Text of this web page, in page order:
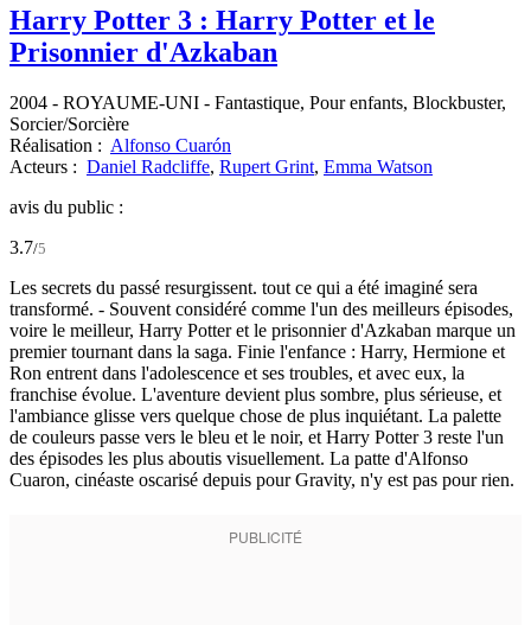
Harry Potter 3 : Harry Potter et le
Prisonnier d'Azkaban
2004 - ROYAUME-UNI - Fantastique, Pour enfants, Blockbuster,
Sorcier/Sorcière
Réalisation : Alfonso Cuarón
Acteurs : Daniel Radcliffe, Rupert Grint, Emma Watson
avis du public :
3.7/5
Les secrets du passé resurgissent. tout ce qui a été imaginé sera
transformé. - Souvent considéré comme l'un des meilleurs épisodes,
voire le meilleur, Harry Potter et le prisonnier d'Azkaban marque un
premier tournant dans la saga. Finie l'enfance : Harry, Hermione et
Ron entrent dans l'adolescence et ses troubles, et avec eux, la
franchise évolue. L'aventure devient plus sombre, plus sérieuse, et
l'ambiance glisse vers quelque chose de plus inquiétant. La palette
de couleurs passe vers le bleu et le noir, et Harry Potter 3 reste l'un
des épisodes les plus aboutis visuellement. La patte d'Alfonso
Cuaron, cinéaste oscarisé depuis pour Gravity, n'y est pas pour rien.